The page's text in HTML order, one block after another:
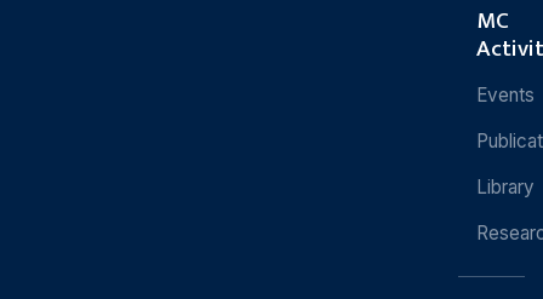
MC
Events
Library